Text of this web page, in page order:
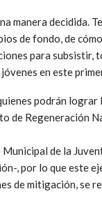
manera decidida.
de fondo, de
para subsistir,
en este
podrán lograr
de Regeneración
de la
, por lo que este
de mitigación, se